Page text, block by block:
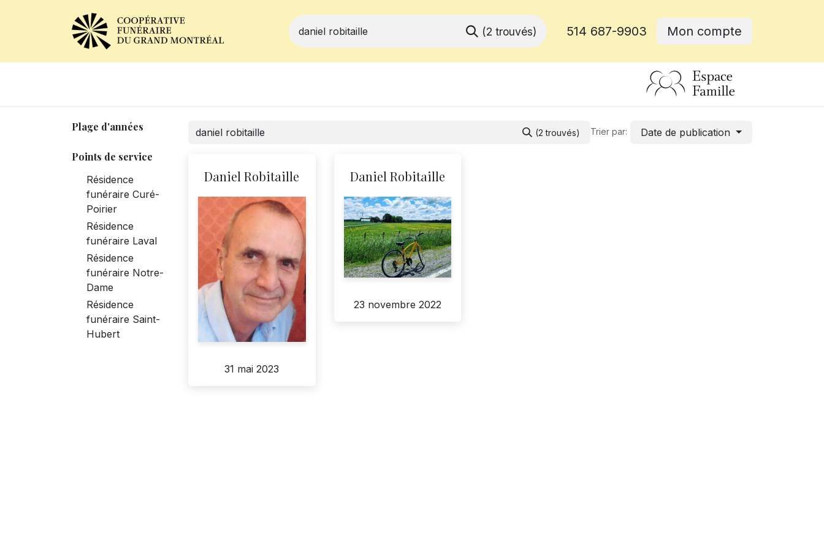
(2 trouvés) 514 687-9903 Mon compte
Plage d'années
Points de service
Résidence
funéraire Curé-
Poirier
Résidence
funéraire Laval
Résidence
funéraire Notre-
Dame
Résidence
funéraire Saint-
Hubert
(2 trouvés) Trier par: Date de publication
Daniel Robitaille
31 mai 2023
Daniel Robitaille
23 novembre 2022